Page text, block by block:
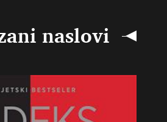
naslovi